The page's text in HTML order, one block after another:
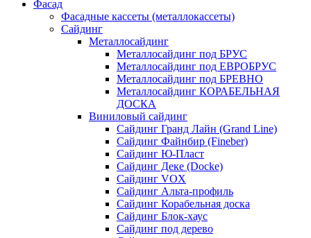
Фасад
Фасадные кассеты (металлокассеты)
Сайдинг
Металлосайдинг
Металлосайдинг под БРУС
Металлосайдинг под ЕВРОБРУС
Металлосайдинг под БРЕВНО
Металлосайдинг КОРАБЕЛЬНАЯ
ДОСКА
Виниловый сайдинг
Сайдинг Гранд Лайн (Grand Line)
Сайдинг Файнбир (Fineber)
Сайдинг Ю-Пласт
Сайдинг Деке (Docke)
Сайдинг VOX
Сайдинг Альта-профиль
Сайдинг Корабельная доска
Сайдинг Блок-хаус
Сайдинг под дерево